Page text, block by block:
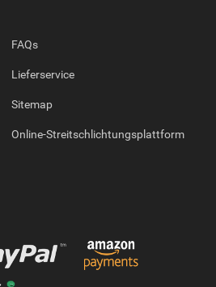
FAQs
Lieferservice
Sitemap
Online-Streitschlichtungsplattform